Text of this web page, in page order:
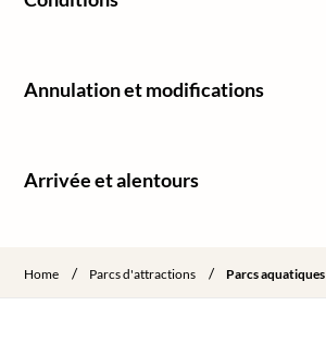
Annulation et modifications
Arrivée et alentours
Home / Parcs d'attractions / Parcs aquatiques